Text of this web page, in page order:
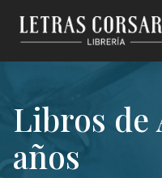
Libros de
años